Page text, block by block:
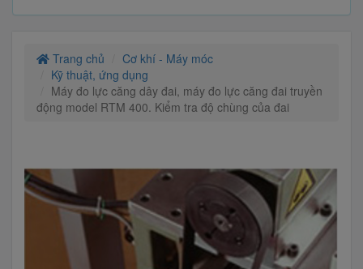
Trang chủ
Cơ khí - Máy móc
Kỹ thuật, ứng dụng
Máy đo lực căng dây đai, máy đo lực căng đai truyền
động model RTM 400. Kiểm tra độ chùng của đai